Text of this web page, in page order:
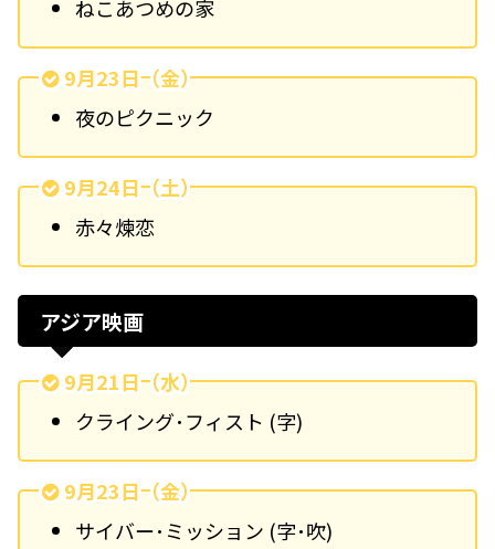
ねこあつめの家
9月23日（金）
夜のピクニック
9月24日（土）
赤々煉恋
アジア映画
9月21日（水）
クライング･フィスト (字)
9月23日（金）
サイバー･ミッション (字･吹)